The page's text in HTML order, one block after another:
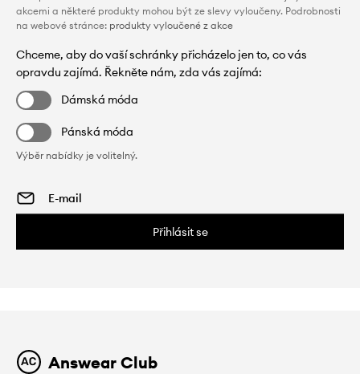
akcemi a některé produkty mohou být ze slevy vyloučeny. Podrobnosti
na webové stránce: produkty vyloučené z akce
Chceme, aby do vaší schránky přicházelo jen to, co vás
opravdu zajímá. Řekněte nám, zda vás zajímá:
Dámská móda
Pánská móda
Výběr nabídky je volitelný.
Přihlásit se
Answear Club